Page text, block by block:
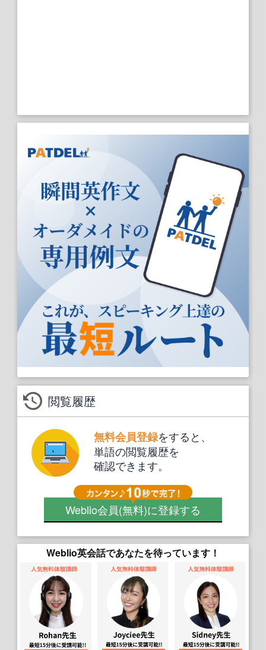
閲覧履歴
無料会員登録をすると、
単語の閲覧履歴を
確認できます。
Weblio会員(無料)に登録する
Weblio英会話であなたを待っています！